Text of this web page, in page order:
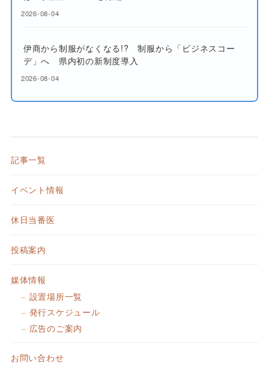
2026-08-04
伊商から制服がなくなる!? 制服から「ビジネスコー
デ」へ 県内初の新制度導入
2026-08-04
記事一覧
イベント情報
休日当番医
投稿案内
媒体情報
設置場所一覧
発行スケジュール
広告のご案内
お問い合わせ